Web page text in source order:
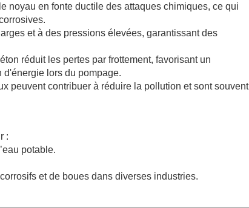
noyau en fonte ductile des attaques chimiques, ce qui
et à des pressions élevées, garantissant des
réduit les pertes par frottement, favorisant un
d'énergie lors du pompage.
peuvent contribuer à réduire la pollution et sont souvent
:
potable.
et de boues dans diverses industries.